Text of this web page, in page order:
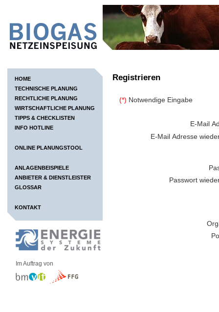
HOME
TECHNISCHE PLANUNG
RECHTLICHE PLANUNG
WIRTSCHAFTLICHE PLANUNG
TIPPS & CHECKLISTEN
INFO HOTLINE
ONLINE PLANUNGSTOOL
ANLAGENBEISPIELE
ANBIETER & DIENSTLEISTER
GLOSSAR
KONTAKT
Im Auftrag von
Registrieren
(*) Notwendige Eingabe
E-Mail
E-Mail Adresse
Passwort